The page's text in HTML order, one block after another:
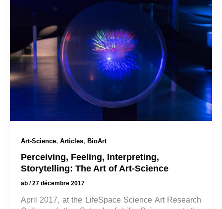
Art-Science, Articles, BioArt
Perceiving, Feeling, Interpreting,
Storytelling: The Art of Art-Science
ab /27 décembre 2017
April 2017, at the LifeSpace Science Art Research